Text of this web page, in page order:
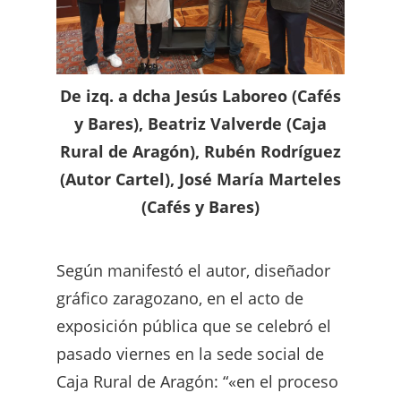
De izq. a dcha Jesús Laboreo (Cafés
y Bares), Beatriz Valverde (Caja
Rural de Aragón), Rubén Rodríguez
(Autor Cartel), José María Marteles
(Cafés y Bares)
Según manifestó el autor, diseñador
gráfico zaragozano, en el acto de
exposición pública que se celebró el
pasado viernes en la sede social de
Caja Rural de Aragón: “«en el proceso